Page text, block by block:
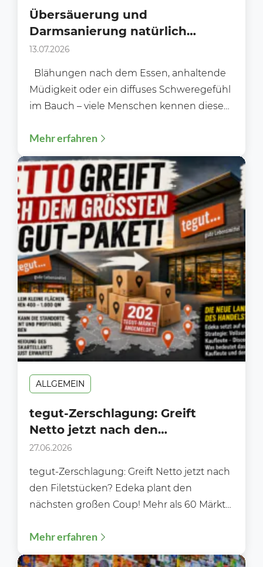
Übersäuerung und
Darmsanierung natürlich
angehen: Tipps für die Balance
13.07.2026
Blähungen nach dem Essen, anhaltende
Müdigkeit oder ein diffuses Schweregefühl
im Bauch – viele Menschen kennen diese
Mehr erfahren
ALLGEMEIN
tegut-Zerschlagung: Greift
Netto jetzt nach den
Filetstücken?
27.06.2026
tegut-Zerschlagung: Greift Netto jetzt nach
den Filetstücken? Edeka plant den
nächsten großen Coup! Mehr als 60 Märkte
Mehr erfahren